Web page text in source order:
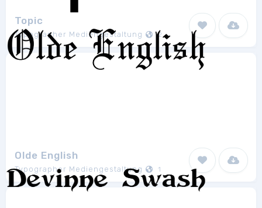
Topic
Typographer Mediengestaltung 2
Olde English
Typographer Mediengestaltung 1